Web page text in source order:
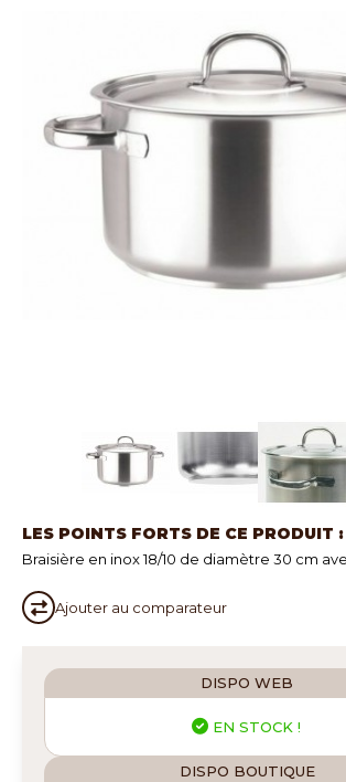
LES POINTS FORTS DE CE PRODUIT :
Braisière en inox 18/10 de diamètre 30 cm
Ajouter au comparateur
DISPO WEB
EN STOCK !
DISPO BOUTIQUE